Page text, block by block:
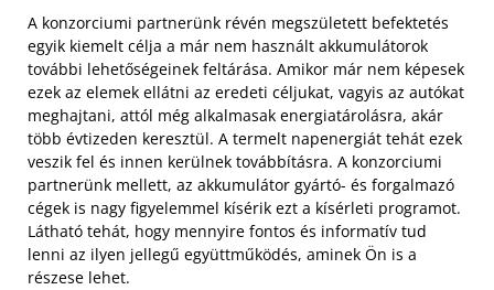
A konzorciumi partnerünk révén megszületett befektetés
egyik kiemelt célja a már nem használt akkumulátorok
további lehetőségeinek feltárása. Amikor már nem képesek
ezek az elemek ellátni az eredeti céljukat, vagyis az autókat
meghajtani, attól még alkalmasak energiatárolásra, akár
több évtizeden keresztül. A termelt napenergiát tehát ezek
veszik fel és innen kerülnek továbbításra. A konzorciumi
partnerünk mellett, az akkumulátor gyártó- és forgalmazó
cégek is nagy figyelemmel kísérik ezt a kísérleti programot.
Látható tehát, hogy mennyire fontos és informatív tud
lenni az ilyen jellegű együttműködés, aminek Ön is a
részese lehet.